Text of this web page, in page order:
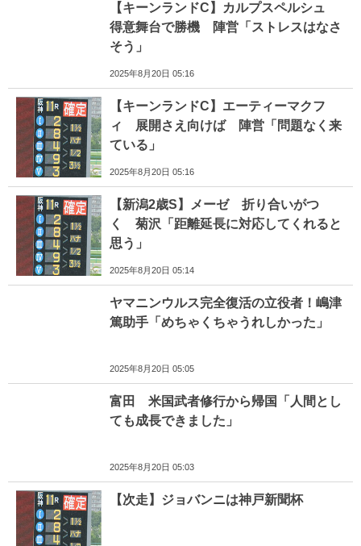
【キーンランドC】カルプスペルシュ
得意舞台で勝機 陣営「ストレスはなさ
そう」
2025年8月20日 05:16
【キーンランドC】エーティーマクフ
ィ 展開さえ向けば 陣営「問題なく来
ている」
2025年8月20日 05:16
【新潟2歳S】メーゼ 折り合いがつ
く 菊沢「距離延長に対応してくれると
思う」
2025年8月20日 05:14
ヤマニンウルス完全復活の立役者！嶋津
篤助手「めちゃくちゃうれしかった」
2025年8月20日 05:05
富田 米国武者修行から帰国「人間とし
ても成長できました」
2025年8月20日 05:03
【次走】ジョバンニは神戸新聞杯